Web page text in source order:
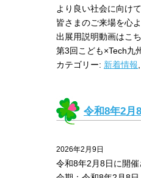
より良い社会に向け
皆さまのご来場を心
出展用説明動画はこ
第3回こども×Tech九
カテゴリー: 新着情報
令和8年2月
2026年2月9日
令和8年2月8日に開